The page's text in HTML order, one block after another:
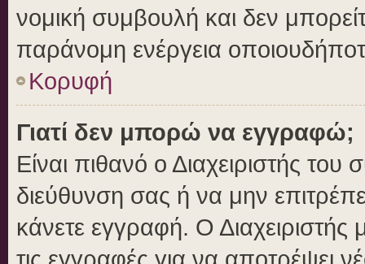
νομική συμβουλή και δεν
παράνομη ενέργεια
Κορυφή
Γιατί δεν μπορώ να εγγραφώ;
Είναι πιθανό ο Διαχειριστής του
διεύθυνση σας ή να μην
κάνετε εγγραφή. Ο Διαχειριστής